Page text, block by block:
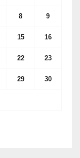
8 9
15 16
22 23
29 30